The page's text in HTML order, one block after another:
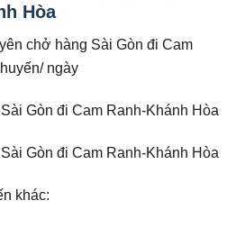
Hòa
chở hàng Sài Gòn đi Cam
ngày
Gòn đi Cam Ranh-Khánh Hòa
Gòn đi Cam Ranh-Khánh Hòa
khác: